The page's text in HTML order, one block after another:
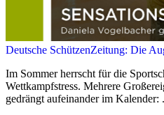
Deutsche SchützenZeitung: Die
Im Sommer herrscht für die
Wettkampfstress. Mehrere
gedrängt aufeinander im Kalender: